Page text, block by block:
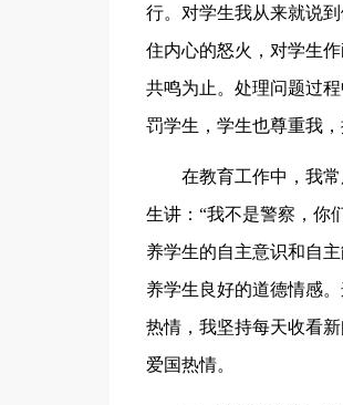
行。对学生我从来就说
住内心的怒火，对学生
共鸣为止。处理问题过
罚学生，学生也尊重我，
在教育工作中，我
生讲：“我不是警察，你
养学生的自主意识和自
养学生良好的道德情感
热情，我坚持每天收看
爱国热情。